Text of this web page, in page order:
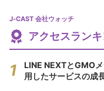
J-CAST 会社ウォッチ
アクセスラン
LINE NEXTとGMO
用したサービスの成